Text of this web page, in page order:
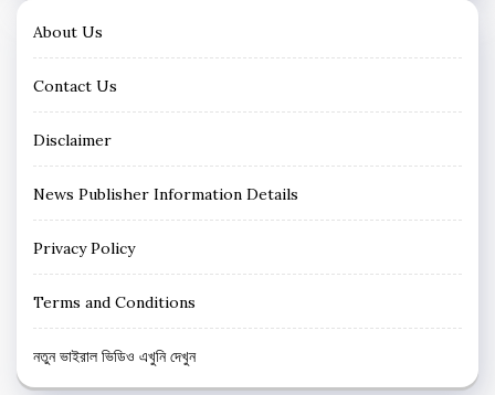
About Us
Contact Us
Disclaimer
News Publisher Information Details
Privacy Policy
Terms and Conditions
নতুন ভাইরাল ভিডিও এখুনি দেখুন